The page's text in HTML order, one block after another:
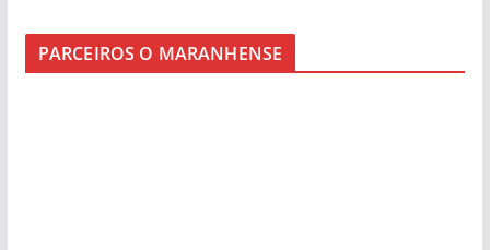
PARCEIROS O MARANHENSE